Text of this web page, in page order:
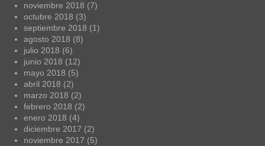
noviembre 2018 (7)
octubre 2018 (3)
septiembre 2018 (1)
agosto 2018 (8)
julio 2018 (6)
junio 2018 (12)
mayo 2018 (5)
abril 2018 (2)
marzo 2018 (2)
febrero 2018 (2)
enero 2018 (4)
diciembre 2017 (2)
noviembre 2017 (5)